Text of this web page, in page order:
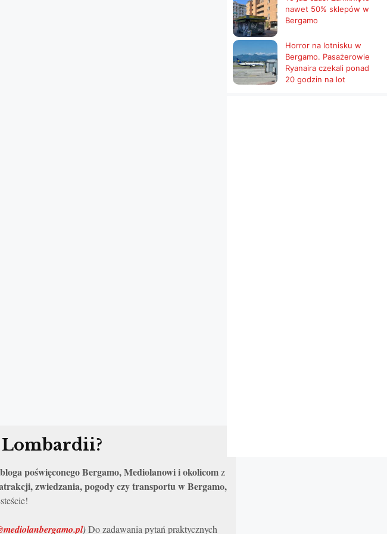
bloga poświęconego Bergamo, Mediolanowi i okolicomz
zwiedzania, pogody czy transportu w Bergamo,
)Do zadawania pytań praktycznych
nawet 50% sklepów w
Bergamo
Horror na lotnisku w
Bergamo. Pasażerowie
Ryanaira czekali ponad
20 godzin na lot